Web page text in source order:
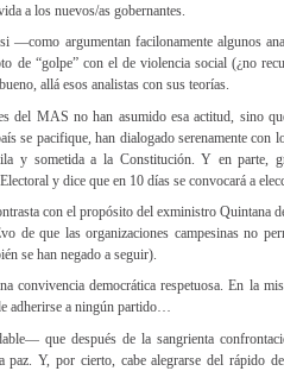
a los nuevos/as gobernantes.
—como argumentan facilonamente algunos
de “golpe” con el de violencia social (¿no
allá esos analistas con sus teorías.
del MAS no han asumido esa actitud, sino
se pacifique, han dialogado serenamente con
y sometida a la Constitución. Y en parte,
y dice que en 10 días se convocará a
con el propósito del exministro Quintana
de que las organizaciones campesinas no
se han negado a seguir).
convivencia democrática respetuosa. En la
adherirse a ningún partido…
que después de la sangrienta
Y, por cierto, cabe alegrarse del rápido